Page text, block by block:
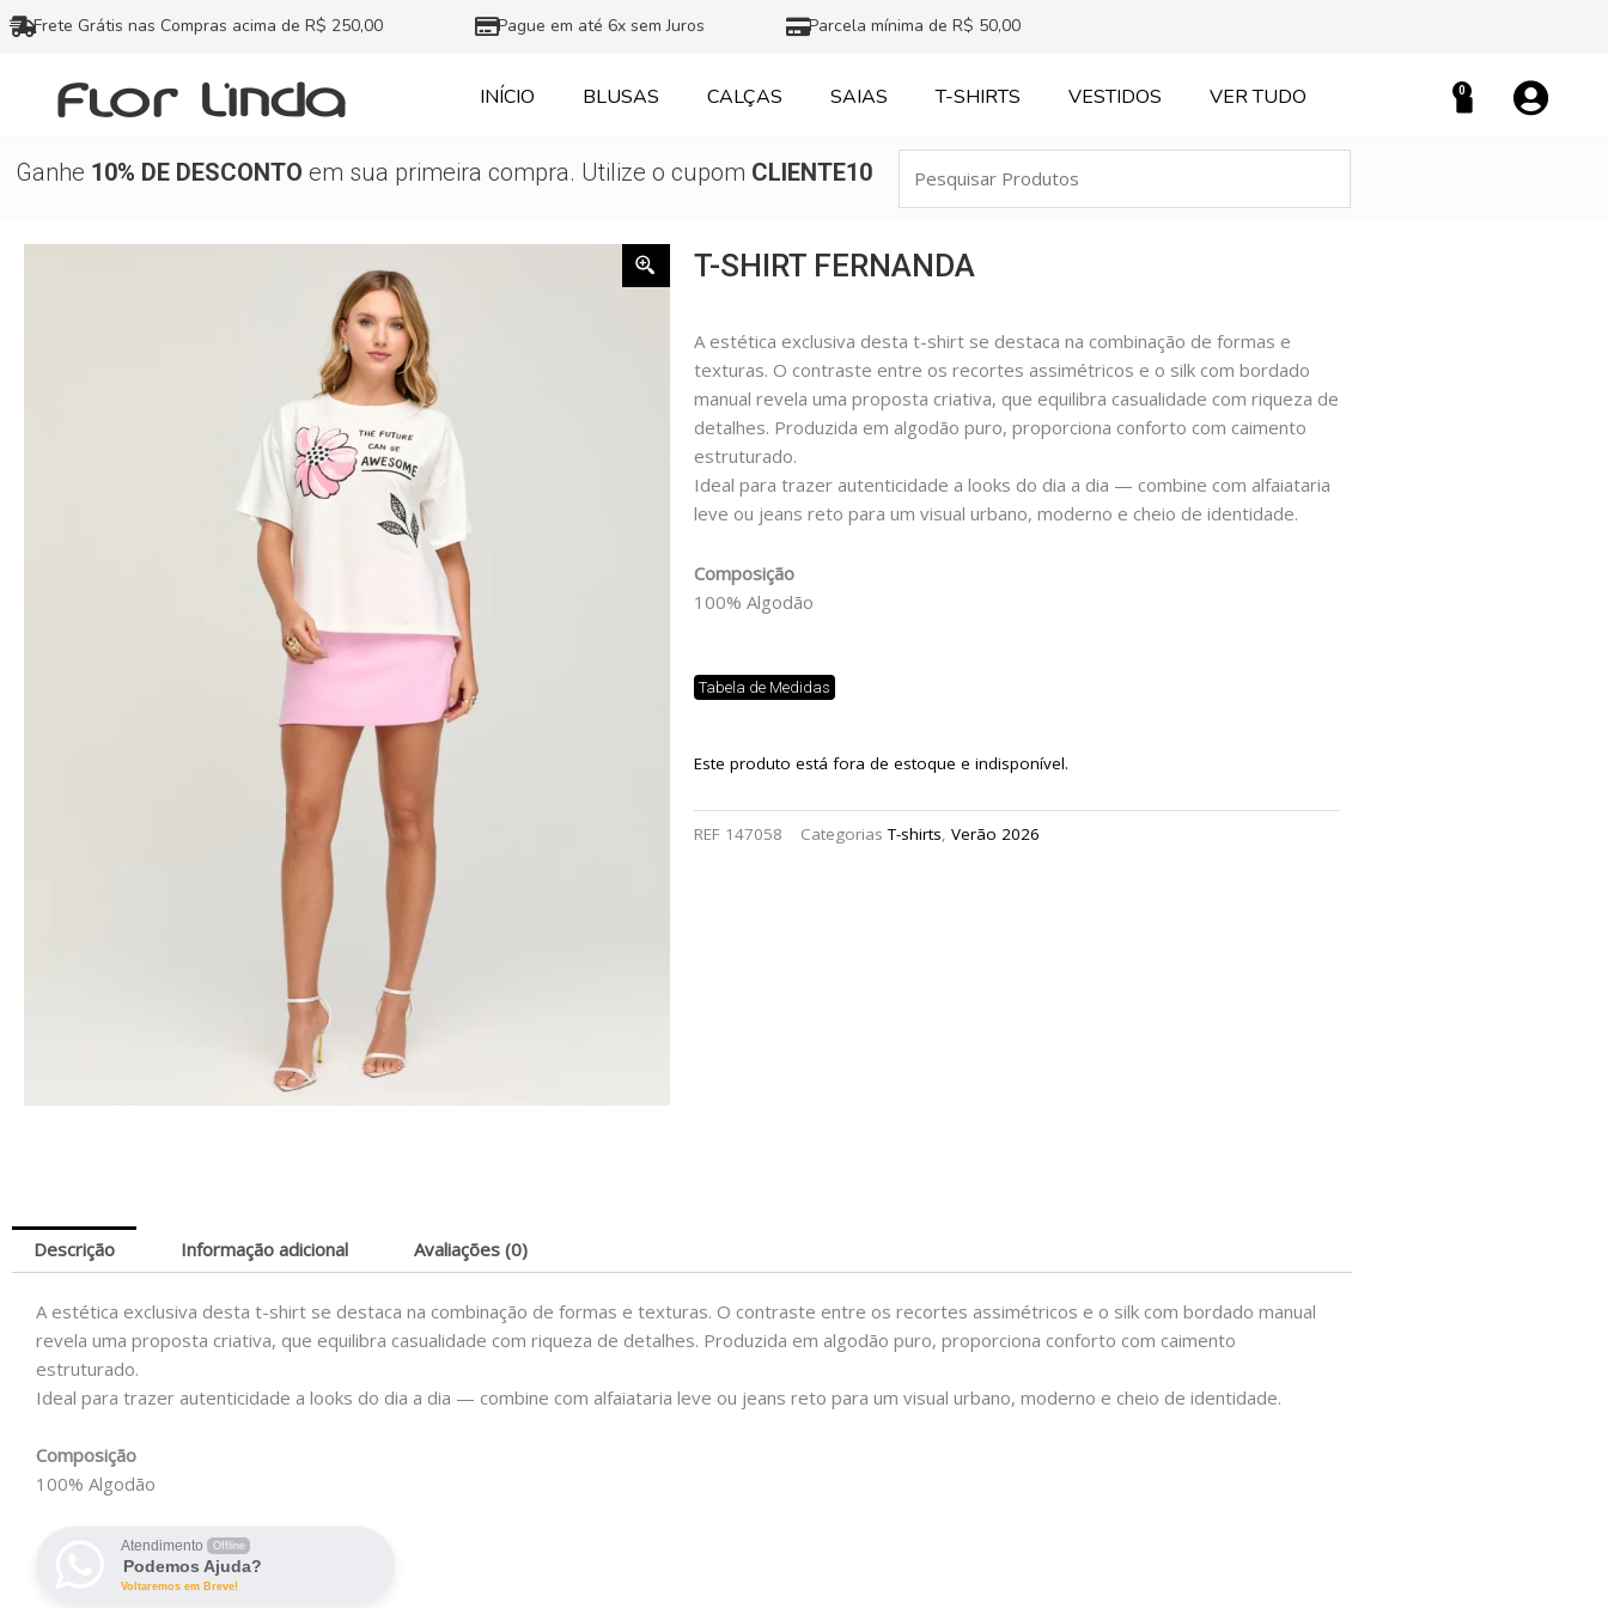
Ir
para
conteúdo
Frete Grátis nas Compras acima de R$ 250,00 Pague em até 6x sem Juros Parcela mínima de R$ 50,00
INÍCIO BLUSAS CALÇAS SAIAS T-SHIRTS VESTIDOS VER TUDO 0
Carrinho
Ganhe 10% DE DESCONTO em sua primeira compra. Utilize o cupom CLIENTE10
Produtos
T-SHIRT FERNANDA
A estética exclusiva desta t-shirt se destaca na combinação de formas e
texturas. O contraste entre os recortes assimétricos e o silk com bordado
manual revela uma proposta criativa, que equilibra casualidade com riqueza de
detalhes. Produzida em algodão puro, proporciona conforto com caimento
estruturado.
Ideal para trazer autenticidade a looks do dia a dia — combine com alfaiataria
leve ou jeans reto para um visual urbano, moderno e cheio de identidade.
Composição
100% Algodão
Tabela de Medidas
Este produto está fora de estoque e indisponível.
REF 147058 Categorias T-shirts, Verão 2026
Descrição Informação adicional Avaliações (0)
A estética exclusiva desta t-shirt se destaca na combinação de formas e texturas. O contraste entre os recortes assimétricos e o silk com bordado manual
revela uma proposta criativa, que equilibra casualidade com riqueza de detalhes. Produzida em algodão puro, proporciona conforto com caimento
estruturado.
Ideal para trazer autenticidade a looks do dia a dia — combine com alfaiataria leve ou jeans reto para um visual urbano, moderno e cheio de identidade.
Composição
100% Algodão
Atendimento Offline
Podemos Ajuda?
Voltaremos em Breve!